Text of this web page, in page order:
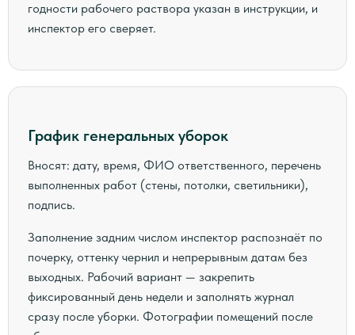
годности рабочего раствора указан в инструкции, и
инспектор его сверяет.
График генеральных уборок
Вносят: дату, время, ФИО ответственного, перечень
выполненных работ (стены, потолки, светильники),
подпись.
Заполнение задним числом инспектор распознаёт по
почерку, оттенку чернил и непрерывным датам без
выходных. Рабочий вариант — закрепить
фиксированный день недели и заполнять журнал
сразу после уборки. Фотографии помещений после